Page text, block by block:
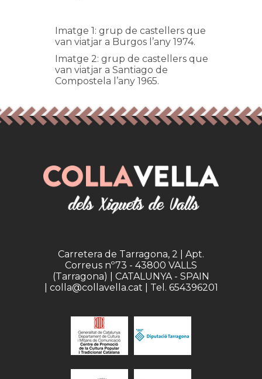
Imatge 1: grup de castellers que
van viatjar a Burgos l’any 1974.
Imatge 2: grup de castellers que
van viatjar a Santiago de
Compostela l’any 1965.
Carretera de Tarragona, 2 | Apt.
Correus nº73 - 43800 VALLS
(Tarragona) | CATALUNYA - SPAIN
| colla@collavella.cat | Tel. 654396201